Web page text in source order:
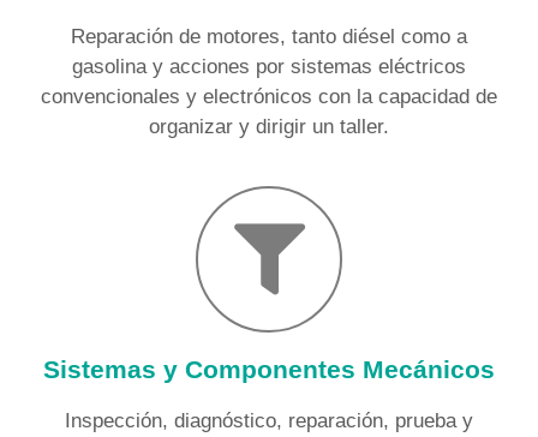
Reparación de motores, tanto diésel como a
gasolina y acciones por sistemas eléctricos
convencionales y electrónicos con la capacidad de
organizar y dirigir un taller.
Sistemas y Componentes Mecánicos
Inspección, diagnóstico, reparación, prueba y